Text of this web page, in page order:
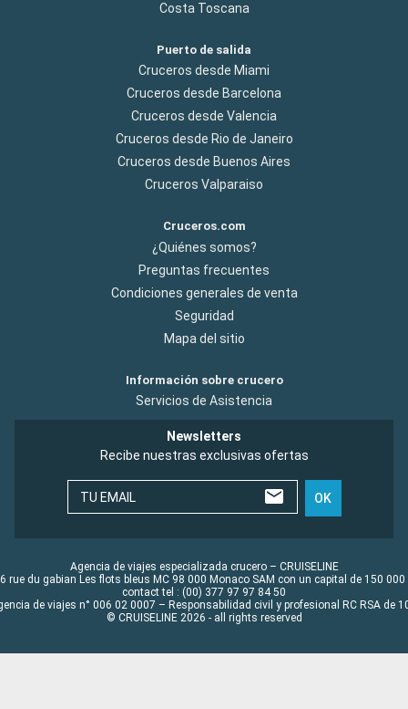
Costa Toscana
Puerto de salida
Cruceros desde Miami
Cruceros desde Barcelona
Cruceros desde Valencia
Cruceros desde Rio de Janeiro
Cruceros desde Buenos Aires
Cruceros Valparaiso
Cruceros.com
¿Quiénes somos?
Preguntas frecuentes
Condiciones generales de venta
Seguridad
Mapa del sitio
Información sobre crucero
Servicios de Asistencia
Newsletters
Recibe nuestras exclusivas ofertas
TU EMAIL OK
Agencia de viajes especializada crucero – CRUISELINE
rue du gabian Les flots bleus MC 98 000 Monaco SAM con un capital de 150 000
contact tel : (00) 377 97 97 84 50
de viajes n° 006 02 0007 – Responsabilidad civil y profesional RC RSA de
© CRUISELINE 2026 - all rights reserved